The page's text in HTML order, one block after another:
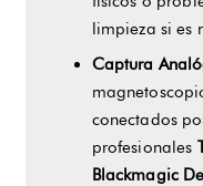
limpieza si es
Captura
conectados
profesionales
Blackmagic